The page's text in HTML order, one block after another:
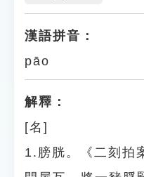
漢語拼音：
pāo
解釋：
[名]
1.膀胱。《二刻拍